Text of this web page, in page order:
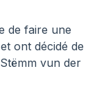
de faire une
ont décidé de
vun der